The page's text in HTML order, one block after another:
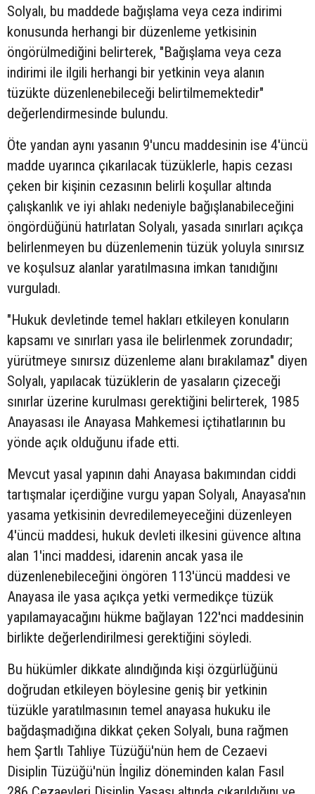
Solyalı, bu maddede bağışlama veya ceza indirimi
konusunda herhangi bir düzenleme yetkisinin
öngörülmediğini belirterek, "Bağışlama veya ceza
indirimi ile ilgili herhangi bir yetkinin veya alanın
tüzükte düzenlenebileceği belirtilmemektedir"
değerlendirmesinde bulundu.
Öte yandan aynı yasanın 9'uncu maddesinin ise 4'üncü
madde uyarınca çıkarılacak tüzüklerle, hapis cezası
çeken bir kişinin cezasının belirli koşullar altında
çalışkanlık ve iyi ahlakı nedeniyle bağışlanabileceğini
öngördüğünü hatırlatan Solyalı, yasada sınırları açıkça
belirlenmeyen bu düzenlemenin tüzük yoluyla sınırsız
ve koşulsuz alanlar yaratılmasına imkan tanıdığını
vurguladı.
"Hukuk devletinde temel hakları etkileyen konuların
kapsamı ve sınırları yasa ile belirlenmek zorundadır;
yürütmeye sınırsız düzenleme alanı bırakılamaz" diyen
Solyalı, yapılacak tüzüklerin de yasaların çizeceği
sınırlar üzerine kurulması gerektiğini belirterek, 1985
Anayasası ile Anayasa Mahkemesi içtihatlarının bu
yönde açık olduğunu ifade etti.
Mevcut yasal yapının dahi Anayasa bakımından ciddi
tartışmalar içerdiğine vurgu yapan Solyalı, Anayasa'nın
yasama yetkisinin devredilemeyeceğini düzenleyen
4'üncü maddesi, hukuk devleti ilkesini güvence altına
alan 1'inci maddesi, idarenin ancak yasa ile
düzenlenebileceğini öngören 113'üncü maddesi ve
Anayasa ile yasa açıkça yetki vermedikçe tüzük
yapılamayacağını hükme bağlayan 122'nci maddesinin
birlikte değerlendirilmesi gerektiğini söyledi.
Bu hükümler dikkate alındığında kişi özgürlüğünü
doğrudan etkileyen böylesine geniş bir yetkinin
tüzükle yaratılmasının temel anayasa hukuku ile
bağdaşmadığına dikkat çeken Solyalı, buna rağmen
hem Şartlı Tahliye Tüzüğü'nün hem de Cezaevi
Disiplin Tüzüğü'nün İngiliz döneminden kalan Fasıl